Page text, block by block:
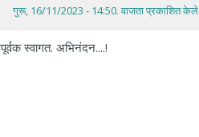
गुरू, 16/11/2023 - 14:50. वाजता प्रकाशित केले.
स्वागत. अभिनंदन....!